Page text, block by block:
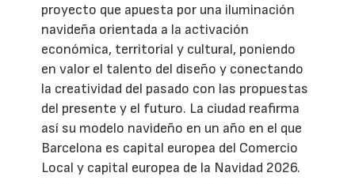
proyecto que apuesta por una iluminación
navideña orientada a la activación
económica, territorial y cultural, poniendo
en valor el talento del diseño y conectando
la creatividad del pasado con las propuestas
del presente y el futuro. La ciudad reafirma
así su modelo navideño en un año en el que
Barcelona es capital europea del Comercio
Local y capital europea de la Navidad 2026.